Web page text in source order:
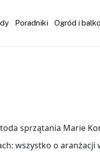
Poradniki Ogród i
sprzątania Marie
wszystko o